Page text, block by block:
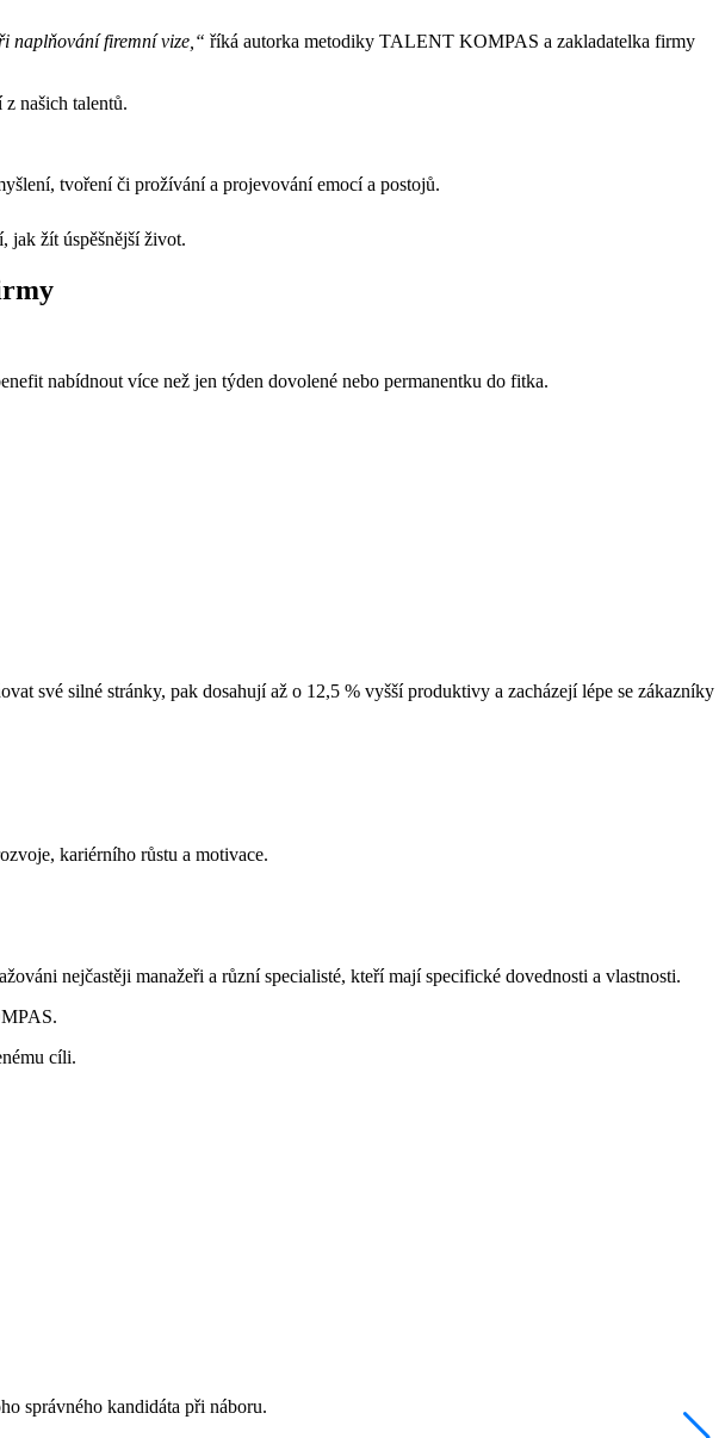
naplňování firemní vize,“ říká autorka metodiky TALENT KOMPAS a zakladatelka firmy
našich talentů.
tvoření či prožívání a projevování emocí a postojů.
jak žít úspěšnější život.
nabídnout více než jen týden dovolené nebo permanentku do fitka.
své silné stránky, pak dosahují až o 12,5 % vyšší produktivy a zacházejí lépe se zákazníky
kariérního růstu a motivace.
nejčastěji manažeři a různí specialisté, kteří mají specifické dovednosti a vlastnosti.
cíli.
správného kandidáta při náboru.